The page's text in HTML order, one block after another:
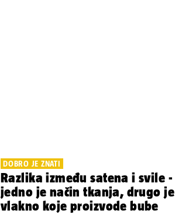
DOBRO JE ZNATI
Razlika između satena i svile -
jedno je način tkanja, drugo je
vlakno koje proizvode bube